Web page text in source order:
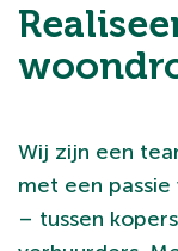
Wij zijn een
met een
– tussen